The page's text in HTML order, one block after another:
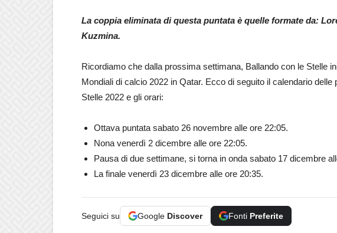
La coppia eliminata di questa puntata è quelle formate da:
Kuzmina.
Ricordiamo che dalla prossima settimana, Ballando con le Stelle
Mondiali di calcio 2022 in Qatar. Ecco di seguito il calendario
Stelle 2022 e gli orari:
Ottava puntata sabato 26 novembre alle ore 22:05.
Nona venerdì 2 dicembre alle ore 22:05.
Pausa di due settimane, si torna in onda sabato 17 dicembre
La finale venerdì 23 dicembre alle ore 20:35.
Seguici su Google Discover Fonti Preferite